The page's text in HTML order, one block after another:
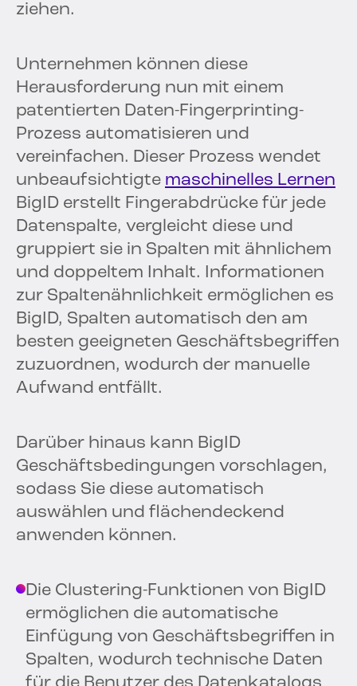
ziehen.
Unternehmen können diese
Herausforderung nun mit einem
patentierten Daten-Fingerprinting-
Prozess automatisieren und
vereinfachen. Dieser Prozess wendet
unbeaufsichtigte maschinelles Lernen
BigID erstellt Fingerabdrücke für jede
Datenspalte, vergleicht diese und
gruppiert sie in Spalten mit ähnlichem
und doppeltem Inhalt. Informationen
zur Spaltenähnlichkeit ermöglichen es
BigID, Spalten automatisch den am
besten geeigneten Geschäftsbegriffen
zuzuordnen, wodurch der manuelle
Aufwand entfällt.
Darüber hinaus kann BigID
Geschäftsbedingungen vorschlagen,
sodass Sie diese automatisch
auswählen und flächendeckend
anwenden können.
Die Clustering-Funktionen von BigID
ermöglichen die automatische
Einfügung von Geschäftsbegriffen in
Spalten, wodurch technische Daten